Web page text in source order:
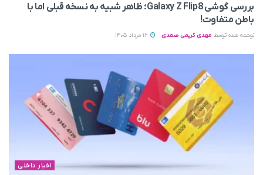
بررسی گوشی Galaxy Z Flip8؛ ظاهر شبیه به نسخه قبلی اما با
باطن متفاوت!
نوشته شده توسط مهدی کریمی صمدی
اخبار داخلی